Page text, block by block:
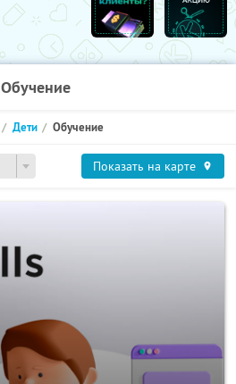
Обучение
Дети Обучение
Показать на карте